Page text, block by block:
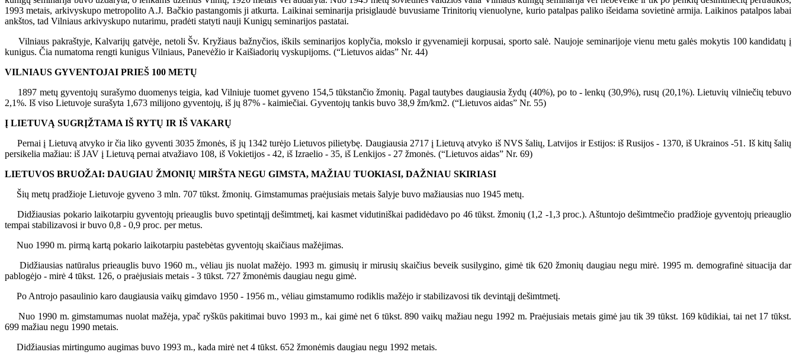
1993 metais, arkivyskupo metropolito A.J. Bačkio pastangomis ji atkurta. Laikinai seminarija prisiglaudė buvusiame Trinitorių vienuolyne, kurio patalpas paliko išeidama sovietinė armija. Laikinos patalpos labai
ankštos, tad Vilniaus arkivyskupo nutarimu, pradėti statyti nauji Kunigų seminarijos pastatai.
Vilniaus pakraštyje, Kalvarijų gatvėje, netoli Šv. Kryžiaus bažnyčios, iškils seminarijos koplyčia, mokslo ir gyvenamieji korpusai, sporto salė. Naujoje seminarijoje vienu metu galės mokytis 100 kandidatų į
kunigus. Čia numatoma rengti kunigus Vilniaus, Panevėžio ir Kaišiadorių vyskupijoms. (“Lietuvos aidas” Nr. 44)
VILNIAUS GYVENTOJAI PRIEŠ 100 METŲ
1897 metų gyventojų surašymo duomenys teigia, kad Vilniuje tuomet gyveno 154,5 tūkstančio žmonių. Pagal tautybes daugiausia žydų (40%), po to - lenkų (30,9%), rusų (20,1%). Lietuvių vilniečių tebuvo
2,1%. Iš viso Lietuvoje surašyta 1,673 milijono gyventojų, iš jų 87% - kaimiečiai. Gyventojų tankis buvo 38,9 žm/km2. (“Lietuvos aidas” Nr. 55)
Į LIETUVĄ SUGRĮŽTAMA IŠ RYTŲ IR IŠ VAKARŲ
Pernai į Lietuvą atvyko ir čia liko gyventi 3035 žmonės, iš jų 1342 turėjo Lietuvos pilietybę. Daugiausia 2717 į Lietuvą atvyko iš NVS šalių, Latvijos ir Estijos: iš Rusijos - 1370, iš Ukrainos -51. Iš kitų šalių
persikelia mažiau: iš JAV į Lietuvą pernai atvažiavo 108, iš Vokietijos - 42, iš Izraelio - 35, iš Lenkijos - 27 žmonės. (“Lietuvos aidas” Nr. 69)
LIETUVOS BRUOŽAI: DAUGIAU ŽMONIŲ MIRŠTA NEGU GIMSTA, MAŽIAU TUOKIASI, DAŽNIAU SKIRIASI
Šių metų pradžioje Lietuvoje gyveno 3 mln. 707 tūkst. žmonių. Gimstamumas praėjusiais metais šalyje buvo mažiausias nuo 1945 metų.
Didžiausias pokario laikotarpiu gyventojų prieauglis buvo spetintąjį dešimtmetį, kai kasmet vidutiniškai padidėdavo po 46 tūkst. žmonių (1,2 -1,3 proc.). Aštuntojo dešimtmečio pradžioje gyventojų prieauglio
tempai stabilizavosi ir buvo 0,8 - 0,9 proc. per metus.
Nuo 1990 m. pirmą kartą pokario laikotarpiu pastebėtas gyventojų skaičiaus mažėjimas.
Didžiausias natūralus prieauglis buvo 1960 m., vėliau jis nuolat mažėjo. 1993 m. gimusių ir mirusių skaičius beveik susilygino, gimė tik 620 žmonių daugiau negu mirė. 1995 m. demografinė situacija dar
pablogėjo - mirė 4 tūkst. 126, o praėjusiais metais - 3 tūkst. 727 žmonėmis daugiau negu gimė.
Po Antrojo pasaulinio karo daugiausia vaikų gimdavo 1950 - 1956 m., vėliau gimstamumo rodiklis mažėjo ir stabilizavosi tik devintąjį dešimtmetį.
Nuo 1990 m. gimstamumas nuolat mažėja, ypač ryškūs pakitimai buvo 1993 m., kai gimė net 6 tūkst. 890 vaikų mažiau negu 1992 m. Praėjusiais metais gimė jau tik 39 tūkst. 169 kūdikiai, tai net 17 tūkst.
699 mažiau negu 1990 metais.
Didžiausias mirtingumo augimas buvo 1993 m., kada mirė net 4 tūkst. 652 žmonėmis daugiau negu 1992 metais.